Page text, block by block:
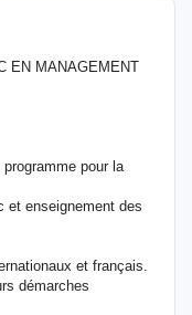
EN MANAGEMENT
pour la
et enseignement des
et français.
démarches